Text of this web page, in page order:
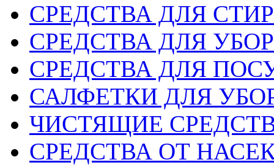
СРЕДСТВА ДЛЯ
СРЕДСТВА ДЛЯ
СРЕДСТВА ДЛЯ
САЛФЕТКИ ДЛЯ
ЧИСТЯЩИЕ
СРЕДСТВА ОТ